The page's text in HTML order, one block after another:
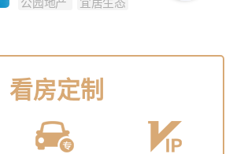
公园地产
宜居生态
看房定制